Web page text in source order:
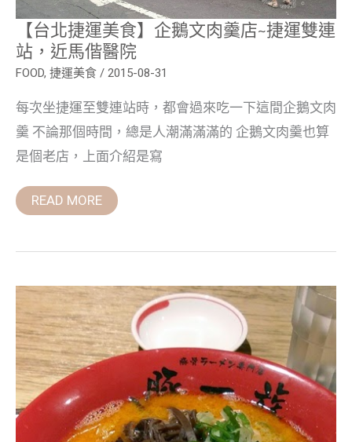
【台北捷運美食】企鵝文肉羹店~捷運雙連
站，近馬偕醫院
FOOD, 捷運美食 / 2015-08-31
每次坐捷運至雙連站時，都會過來吃一下這間企鵝文肉
羹 不論那個時間，總是人潮滿滿滿的 企鵝文肉羹也算
是個老店，上面介紹是寫
捷
運
雙
連
站，
馬
偕
醫
院
READ MORE
【捷
美
食】
豚
一
族
豚
骨
拉